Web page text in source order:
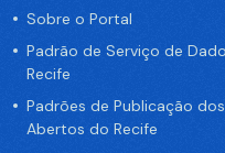
Sobre o Portal
Padrão de Serviço de
Recife
Padrões de Publicação
Abertos do Recife